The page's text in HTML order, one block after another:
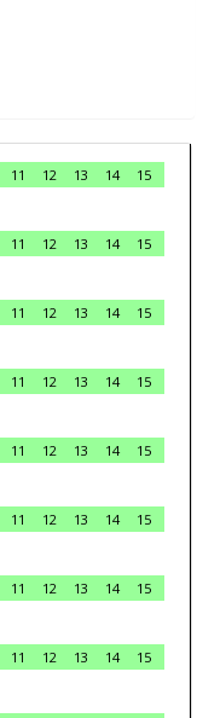
11 12 13 14
15
11 12 13 14
15
11 12 13 14
15
11 12 13 14
15
11 12 13 14
15
11 12 13 14
15
11 12 13 14
15
11 12 13 14
15